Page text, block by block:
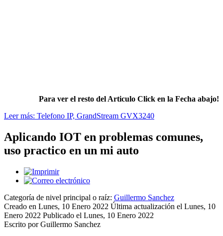
Para ver el resto del Articulo Click en la Fecha abajo!
Leer más: Telefono IP, GrandStream GVX3240
Aplicando IOT en problemas comunes,
uso practico en un mi auto
Categoría de nivel principal o raíz: Guillermo Sanchez
Creado en Lunes, 10 Enero 2022 Última actualización el Lunes, 10
Enero 2022 Publicado el Lunes, 10 Enero 2022
Escrito por Guillermo Sanchez